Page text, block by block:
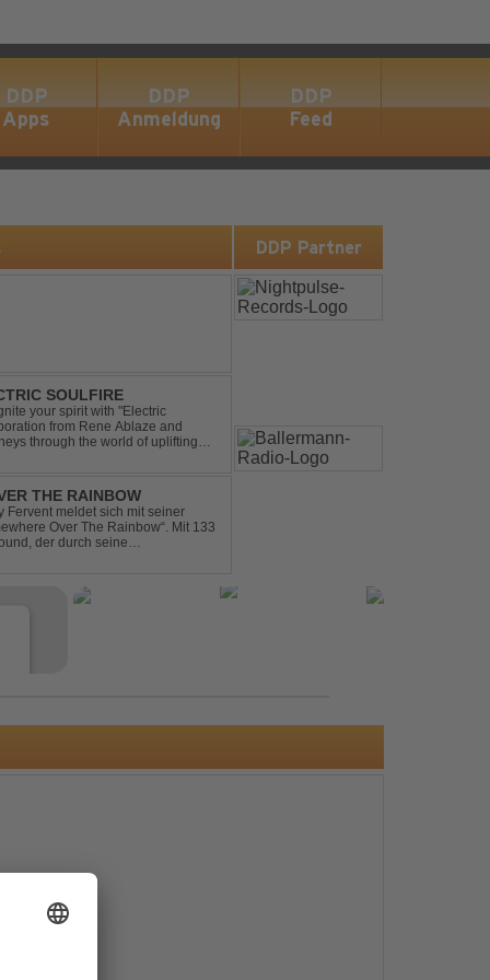
DDP
Apps
DDP
Anmeldung
DDP
Feed
SOULFIRE
your spirit with "Electric
from Rene Ablaze and
through the world of uplifting
THE RAINBOW
Fervent meldet sich mit seiner
Over The Rainbow“. Mit 133
der durch seine
DDP Partner